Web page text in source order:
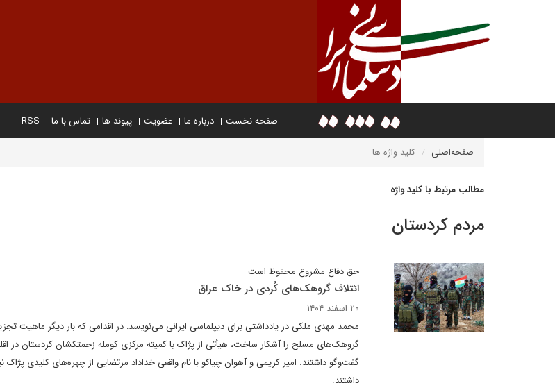
صفحه نخست درباره ما عضویت پیوند ها تماس با ما RSS
صفحه‌اصلی کلید واژه ها
مطالب مرتبط با کلید واژه
مردم کردستان
حق دفاع مشروع محفوظ است
ائتلاف گروهک‌های کُردی در خاک عراق
۲۰ اسفند ۱۴۰۴
محمد مهدی ملکی در یادداشتی برای دیپلماسی ایرانی می‌نویسد: در اقدامی که بار دیگر ماهیت
گروهک‌های مسلح را آشکار ساخت، هیأتی از پژاک با کمیته مرکزی کومله زحمتکشان کردستان در
گفت‌وگو داشتند. امیر کریمی و آهوان چیاکو با نام واقعی خداداد مرتضایی از چهره‌های کلیدی
داشتند.